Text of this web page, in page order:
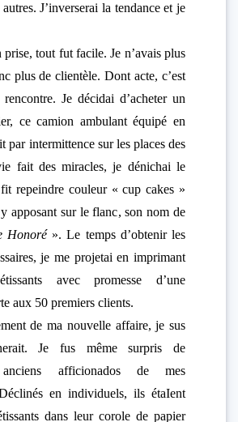
J’inverserai la tendance et je
tout fut facile. Je n’avais plus
plus de clientèle. Dont acte, c’est
Je décidai d’acheter un
ce camion ambulant équipé en
par intermittence sur les places des
fait des miracles, je dénichai le
repeindre couleur « cup cakes »
apposant sur le flanc, son nom de
Honoré». Le temps d’obtenir les
je me projetai en imprimant
avec promesse d’une
aux 50 premiers clients.
de ma nouvelle affaire, je sus
Je fus même surpris de
afficionados de mes
en individuels, ils étaIent
dans leur corole de papier